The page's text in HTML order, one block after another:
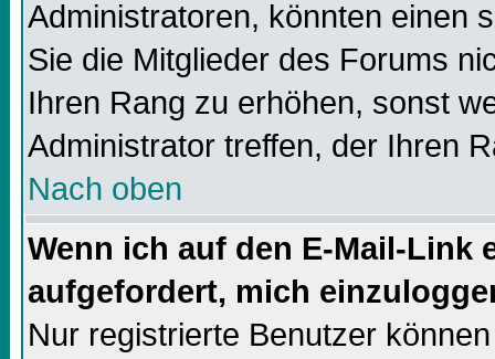
Administratoren, könnten einen
Sie die Mitglieder des Forums
Ihren Rang zu erhöhen, sonst
Administrator treffen, der Ihren
Nach oben
Wenn ich auf den E-Mail-Link
aufgefordert, mich
Nur registrierte Benutzer